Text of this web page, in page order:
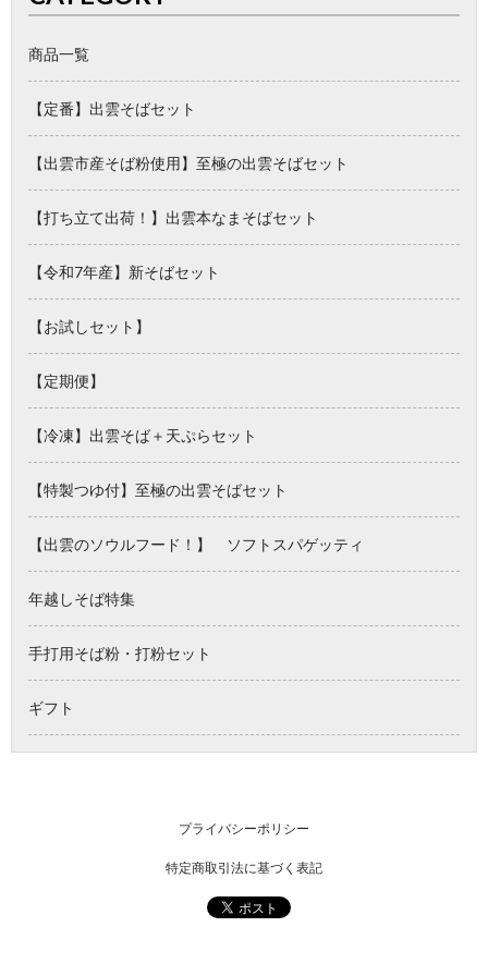
商品一覧
【定番】出雲そばセット
【出雲市産そば粉使用】至極の出雲そばセット
【打ち立て出荷！】出雲本なまそばセット
【令和7年産】新そばセット
【お試しセット】
【定期便】
【冷凍】出雲そば＋天ぷらセット
【特製つゆ付】至極の出雲そばセット
【出雲のソウルフード！】 ソフトスパゲッティ
年越しそば特集
手打用そば粉・打粉セット
ギフト
プライバシーポリシー
特定商取引法に基づく表記